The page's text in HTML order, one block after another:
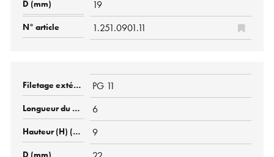
19
1.251.0901.11
PG 11
6
9